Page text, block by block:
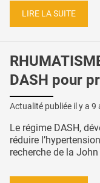
LIRE LA SUITE
DASH pour
Actualité publiée il y a 9
Le régime DASH,
réduire
recherche de la